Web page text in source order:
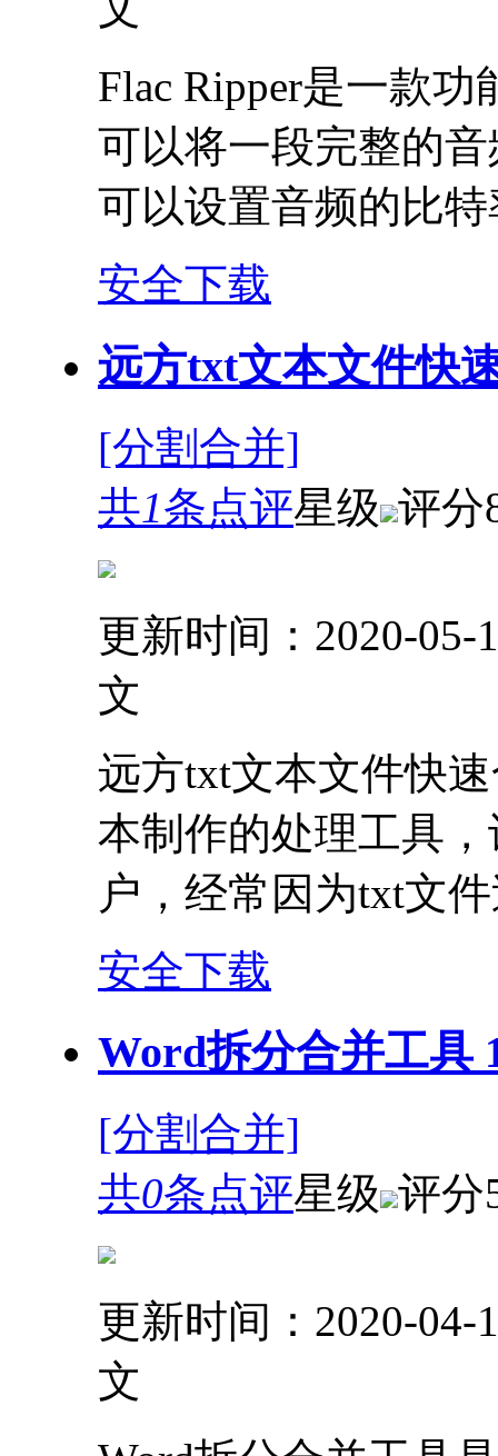
Flac Ripper是一款
可以将一段完整的
可以设置音频的比
安全下载
远方txt文本文件快
[分割合并]
共1条点评星级 评分
更新时间：2020-05-
文
远方txt文本文件快
本制作的处理工具
户，经常因为txt文
安全下载
Word拆分合并工具
[分割合并]
共0条点评星级 评分
更新时间：2020-04-
文